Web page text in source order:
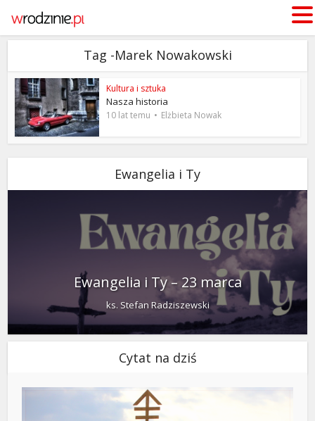
Tag -Marek Nowakowski
Kultura i sztuka
Nasza historia
10 lat temu Elżbieta Nowak
Ewangelia i Ty
Ewangelia i Ty – 23 marca
ks. Stefan Radziszewski
Cytat na dziś